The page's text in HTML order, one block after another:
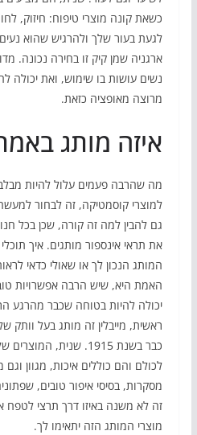
כשאת קונה מוצרי טיפוח: חיזוק,
לגעת בעור שלך ולהרגיש שהוא
ארגניה שמן קיק זו בחירה נכונה.
נשים עושות בו שימוש, ואת יכולה
מרוצה מאופציה כזאת.
איזה מותג
מה שהרבה פעמים עלול להיות
למוצרי קוסמטיקה, זה לבחור
גם להבין למה זה קורה, שכן בכל
את תראי אינספור מותגים. איך
המותג הנכון לך או שאולי כדאי
האמת היא, שיש הרבה אפשרויות
יכולה להיות בטוחה שכבר מהרגע
ראשית, מייבלין זה מותג בעל וותק
כבר בשנת 1915. שנית,
לכולם והם כוללים איכות, מגוון
מסקרות, בסיסי איפור טובים,
זה לא משנה באיזו דרך תרצי
מוצרי המותג הזה יתאימו לך.